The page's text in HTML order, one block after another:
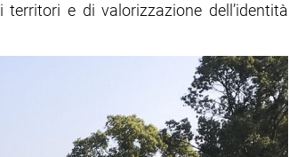
e di valorizzazione dell’identità